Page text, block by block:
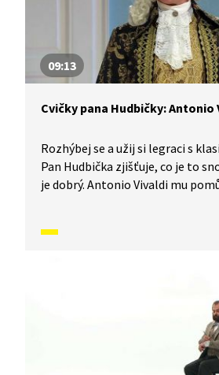
09:13
Cvičky pana Hudbičky: Antonio
Rozhýbej se a užij si legraci s
Pan Hudbička zjišťuje, co je to
je dobrý. Antonio Vivaldi mu